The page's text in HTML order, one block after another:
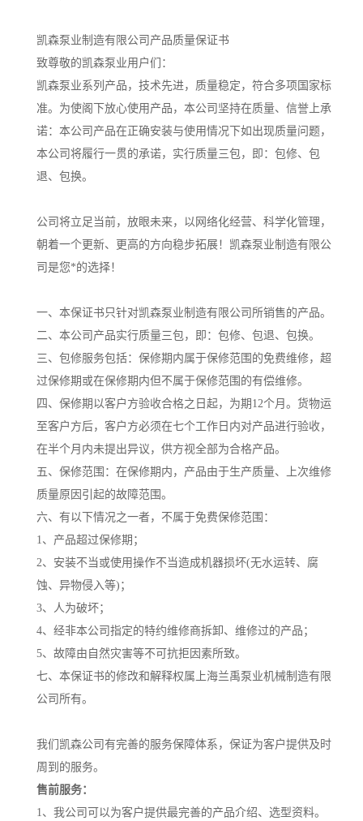
凯森泵业制造有限公司产品质量保证书
致尊敬的凯森泵业用户们：
凯森泵业系列产品，技术先进，质量稳定，符合多项国家标
准。为使阁下放心使用产品，本公司坚持在质量、信誉上承
诺：本公司产品在正确安装与使用情况下如出现质量问题，
本公司将履行一贯的承诺，实行质量三包，即：包修、包
退、包换。
公司将立足当前，放眼未来，以网络化经营、科学化管理，
朝着一个更新、更高的方向稳步拓展！凯森泵业制造有限公
司是您*的选择！
一、本保证书只针对凯森泵业制造有限公司所销售的产品。
二、本公司产品实行质量三包，即：包修、包退、包换。
三、包修服务包括：保修期内属于保修范围的免费维修，超
过保修期或在保修期内但不属于保修范围的有偿维修。
四、保修期以客户方验收合格之日起，为期12个月。货物运
至客户方后，客户方必须在七个工作日内对产品进行验收，
在半个月内未提出异议，供方视全部为合格产品。
五、保修范围：在保修期内，产品由于生产质量、上次维修
质量原因引起的故障范围。
六、有以下情况之一者，不属于免费保修范围：
1、产品超过保修期；
2、安装不当或使用操作不当造成机器损坏(无水运转、腐
蚀、异物侵入等)；
3、人为破坏；
4、经非本公司指定的特约维修商拆卸、维修过的产品；
5、故障由自然灾害等不可抗拒因素所致。
七、本保证书的修改和解释权属上海兰禹泵业机械制造有限
公司所有。
我们凯森公司有完善的服务保障体系，保证为客户提供及时
周到的服务。
售前服务：
1、我公司可以为客户提供最完善的产品介绍、选型资料。